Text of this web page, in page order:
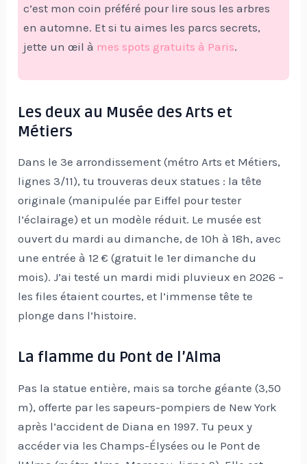
c’est mon coin préféré pour lire sous les arbres
en automne. Et si tu aimes les parcs secrets,
jette un œil à mes spots gratuits à Paris.
Les deux au Musée des Arts et
Métiers
Dans le 3e arrondissement (métro Arts et Métiers,
lignes 3/11), tu trouveras deux statues : la tête
originale (manipulée par Eiffel pour tester
l’éclairage) et un modèle réduit. Le musée est
ouvert du mardi au dimanche, de 10h à 18h, avec
une entrée à 12 € (gratuit le 1er dimanche du
mois). J’ai testé un mardi midi pluvieux en 2026 –
les files étaient courtes, et l’immense tête te
plonge dans l’histoire.
La flamme du Pont de l’Alma
Pas la statue entière, mais sa torche géante (3,50
m), offerte par les sapeurs-pompiers de New York
après l’accident de Diana en 1997. Tu peux y
accéder via les Champs-Élysées ou le Pont de